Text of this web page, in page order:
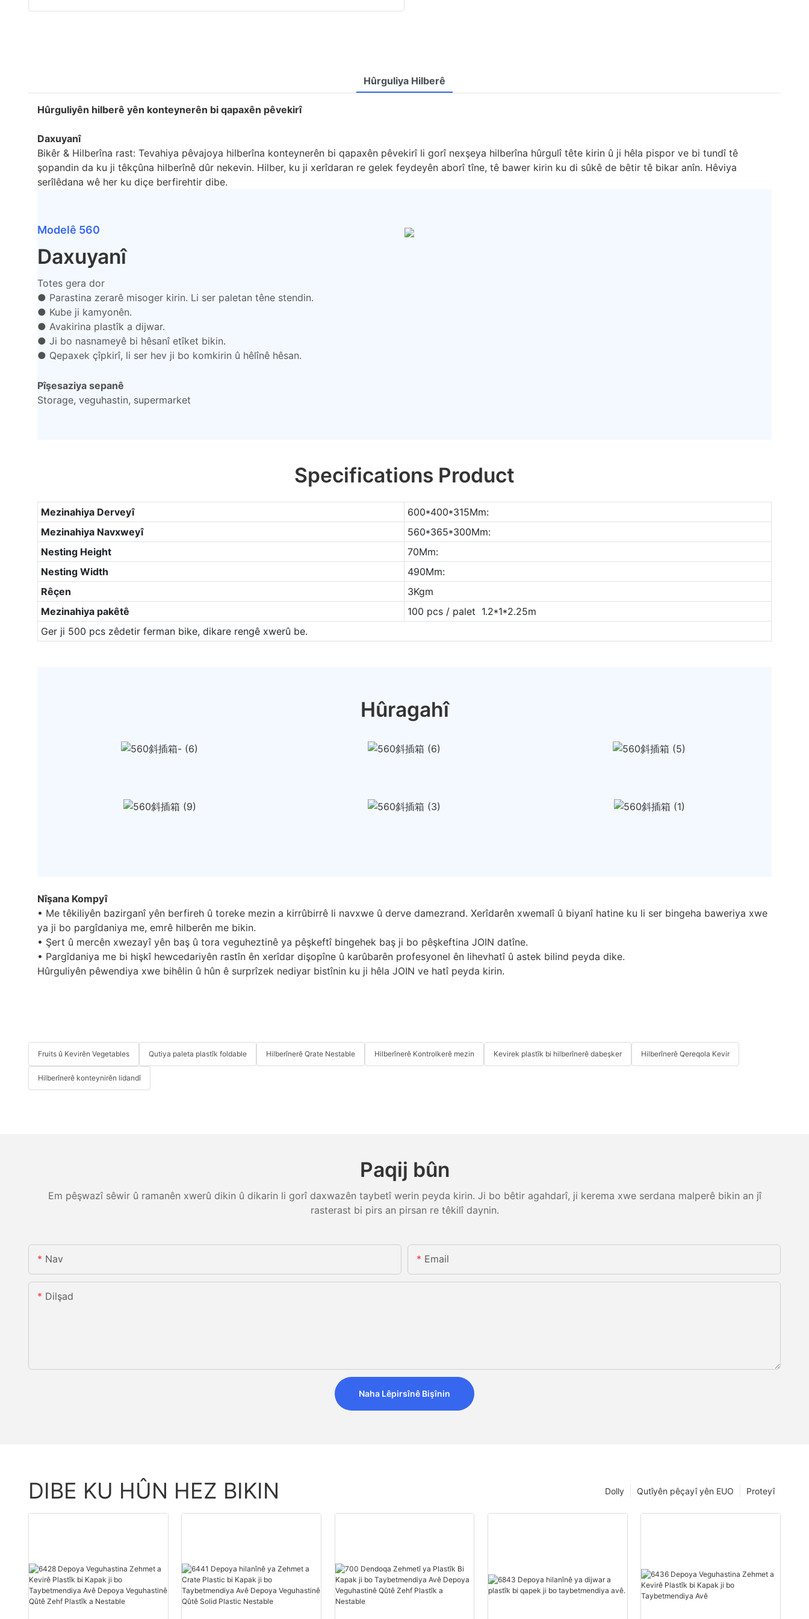
Hûrguliya Hilberê
Hûrguliyên hilberê yên konteynerên bi qapaxên pêvekirî
Daxuyanî
Bikêr & Hilberîna rast: Tevahiya pêvajoya hilberîna konteynerên bi qapaxên pêvekirî li gorî nexşeya hilberîna hûrgulî tête kirin û ji hêla pispor ve bi tundî tê
şopandin da ku ji têkçûna hilberînê dûr nekevin. Hilber, ku ji xerîdaran re gelek feydeyên aborî tîne, tê bawer kirin ku di sûkê de bêtir tê bikar anîn. Hêviya
serîlêdana wê her ku diçe berfirehtir dibe.
Modelê 560
Daxuyanî
Totes gera dor
● Parastina zerarê misoger kirin. Li ser paletan têne stendin.
● Kube ji kamyonên.
● Avakirina plastîk a dijwar.
● Ji bo nasnameyê bi hêsanî etîket bikin.
● Qepaxek çîpkirî, li ser hev ji bo komkirin û hêlînê hêsan.
Pîşesaziya sepanê
Storage, veguhastin, supermarket
Specifications Product
Mezinahiya Derveyî
600*400*315Mm:
Mezinahiya Navxweyî
560*365*300Mm:
Nesting Height
70Mm:
Nesting Width
490Mm:
Rêçen
3Kgm
Mezinahiya pakêtê
100 pcs / palet 1.2*1*2.25m
Ger ji 500 pcs zêdetir ferman bike, dikare rengê xwerû be.
Hûragahî
Nîşana Kompyî
• Me têkiliyên bazirganî yên berfireh û toreke mezin a kirrûbirrê li navxwe û derve damezrand. Xerîdarên xwemalî û biyanî hatine ku li ser bingeha baweriya xwe
ya ji bo pargîdaniya me, emrê hilberên me bikin.
• Şert û mercên xwezayî yên baş û tora veguheztinê ya pêşkeftî bingehek baş ji bo pêşkeftina JOIN datîne.
• Pargîdaniya me bi hişkî hewcedariyên rastîn ên xerîdar dişopîne û karûbarên profesyonel ên lihevhatî û astek bilind peyda dike.
Hûrguliyên pêwendiya xwe bihêlin û hûn ê surprîzek nediyar bistînin ku ji hêla JOIN ve hatî peyda kirin.
Fruits û Kevirên Vegetables Qutiya paleta plastîk foldable Hilberînerê Qrate Nestable Hilberînerê Kontrolkerê mezin Kevirek plastîk bi hilberînerê dabeşker Hilberînerê Qereqola Kevir
Hilberînerê konteynirên lidandî
Paqij bûn
Em pêşwazî sêwir û ramanên xwerû dikin û dikarin li gorî daxwazên taybetî werin peyda kirin. Ji bo bêtir agahdarî, ji kerema xwe serdana malperê bikin an jî
rasterast bi pirs an pirsan re têkilî daynin.
Nav Email
Dilşad
Naha Lêpirsînê Bişînin
DIBE KU HÛN HEZ BIKIN Proteyî
Qutîyên pêçayî yên EUO
Dolly